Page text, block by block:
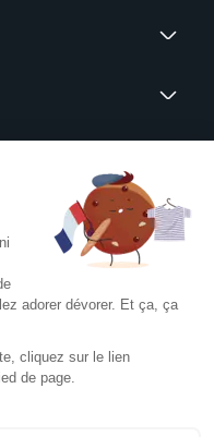
adorer dévorer. Et ça, ça
cliquez sur le lien
de page.